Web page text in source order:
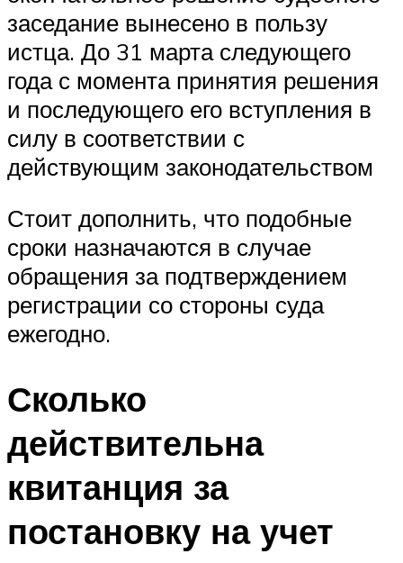
заседание вынесено в пользу
истца. До 31 марта следующего
года с момента принятия решения
и последующего его вступления в
силу в соответствии с
действующим законодательством
Стоит дополнить, что подобные
сроки назначаются в случае
обращения за подтверждением
регистрации со стороны суда
ежегодно.
Сколько
действительна
квитанция за
постановку на учет